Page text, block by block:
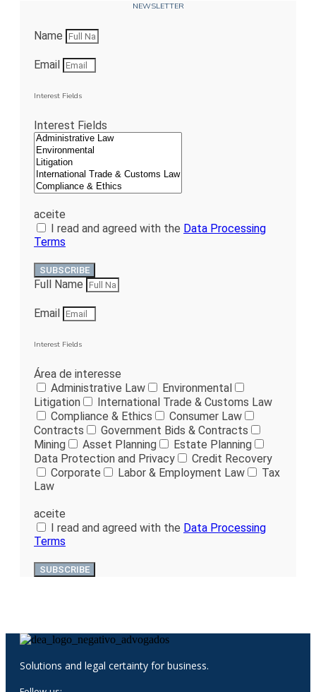
NEWSLETTER
Name
Email
Interest Fields
Interest Fields
aceite
I read and agreed with the Data Processing
Terms
SUBSCRIBE
Full Name
Email
Interest Fields
Área de interesse
Administrative Law
Environmental
Litigation
International Trade & Customs Law
Compliance & Ethics
Consumer Law
Contracts
Government Bids & Contracts
Mining
Asset Planning
Estate Planning
Data Protection and Privacy
Credit Recovery
Corporate
Labor & Employment Law
Tax
Law
aceite
I read and agreed with the Data Processing
Terms
SUBSCRIBE
Solutions and legal certainty for business.